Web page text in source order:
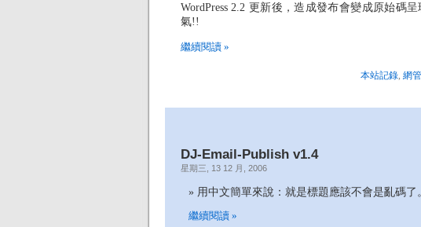
WordPress 2.2 更新後，造成發布會變成原始碼
氣!!
繼續閱讀 »
本站記錄, 網
DJ-Email-Publish v1.4
星期三, 13 12 月, 2006
用中文簡單來說：就是標題應該不會是亂碼了。
繼續閱讀 »